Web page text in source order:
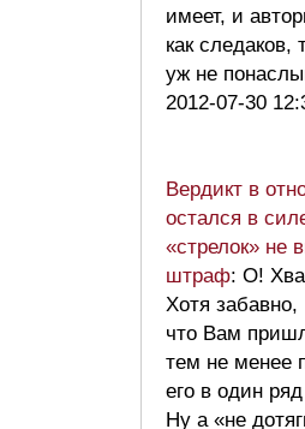
имеет, и
как следаков,
уж не
2012-07-30
Вердикт в
остался в
«стрелок» не
штраф: О!
Хотя забавно,
что Вам
тем не менее
его в один
Ну а «не